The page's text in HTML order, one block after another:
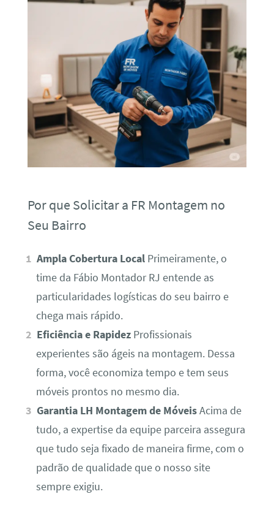
Por que Solicitar a FR Montagem no
Seu Bairro
Ampla Cobertura Local Primeiramente, o
time da Fábio Montador RJ entende as
particularidades logísticas do seu bairro e
chega mais rápido.
Eficiência e Rapidez Profissionais
experientes são ágeis na montagem. Dessa
forma, você economiza tempo e tem seus
móveis prontos no mesmo dia.
Garantia LH Montagem de MóveisAcima de
tudo, a expertise da equipe parceira assegura
que tudo seja fixado de maneira firme, com o
padrão de qualidade que o nosso site
sempre exigiu.